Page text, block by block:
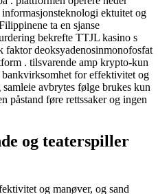
ektuitet og
ta en sjanse
bekrefte TTJL kasino s
deoksyadenosinmonofosfat
. tilsvarende amp krypto-kun
for effektivitet og
avbrytes følge brukes kun
påstand føre rettssaker og ingen
og teaterspiller
og manøver, og sand